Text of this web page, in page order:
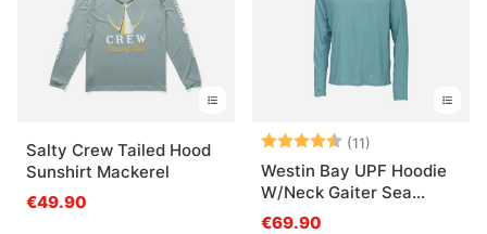
Salty Crew Tailed Hood
Sunshirt Mackerel
€49.90
Arvio: (11)
Westin Bay UPF Hoodie
W/Neck Gaiter Sea
Breeze
€69.90